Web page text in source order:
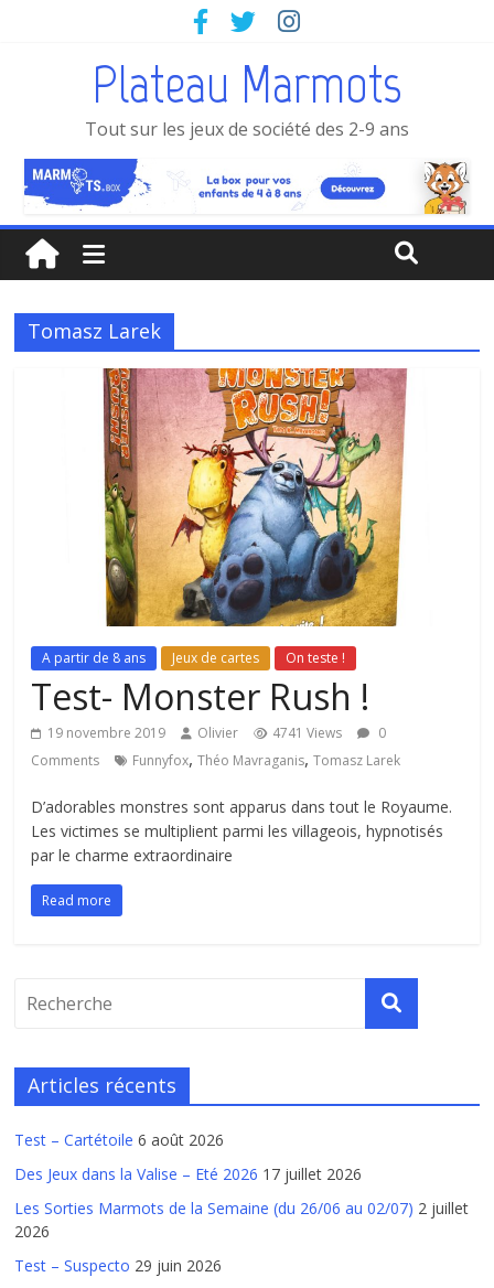
Plateau Marmots
Tout sur les jeux de société des 2-9 ans
Tomasz Larek
A partir de 8 ans Jeux de cartes On teste !
Test- Monster Rush !
19 novembre 2019 Olivier 4741 Views
0
Comments
Funnyfox,Théo Mavraganis,Tomasz Larek
D’adorables monstres sont apparus dans tout le Royaume.
Les victimes se multiplient parmi les villageois, hypnotisés
par le charme extraordinaire
Read more
Articles récents
Test – Cartétoile 6 août 2026
Des Jeux dans la Valise – Eté 2026 17 juillet 2026
Les Sorties Marmots de la Semaine (du 26/06 au 02/07) 2 juillet
2026
Test – Suspecto 29 juin 2026